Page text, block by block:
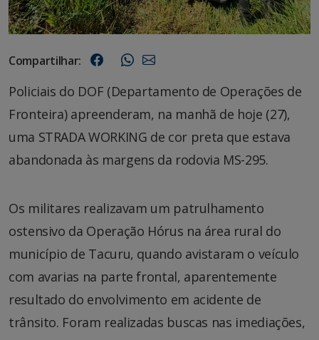
Compartilhar:
Policiais do DOF (Departamento de Operações de
Fronteira) apreenderam, na manhã de hoje (27),
uma STRADA WORKING de cor preta que estava
abandonada às margens da rodovia MS-295.
Os militares realizavam um patrulhamento
ostensivo da Operação Hórus na área rural do
município de Tacuru, quando avistaram o veículo
com avarias na parte frontal, aparentemente
resultado do envolvimento em acidente de
trânsito. Foram realizadas buscas nas imediações,